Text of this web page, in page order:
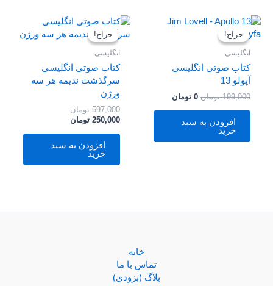
حراج!
حراج!
انگلیسی
کتاب صوتی انگلیسی
آپولو 13
199,000 تومان
قیمت
0 تومان
قیمت
افزودن به سبد
خرید
حراج!
حراج!
انگلیسی
کتاب صوتی انگلیسی
سرگذشت ندیمه هر سه
ورژن
597,000 تومان
قیمت
اصلی
597,000 تومان
250,000 تومان
قیمت
فعلی
250,000 تومان
افزودن به سبد
خرید
خانه
تماس با ما
بلاگ (بزودی)